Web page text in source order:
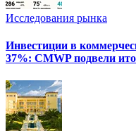
Исследования рынка
Инвестиции в
37%: CMWP подвели